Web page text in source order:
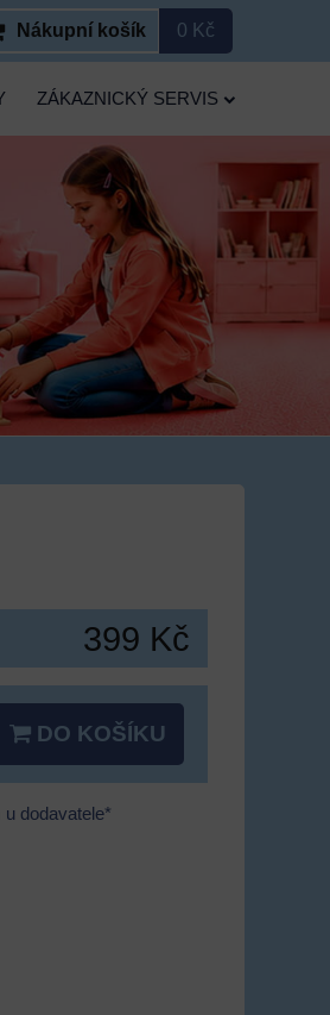
Nákupní košík 0 Kč
ZÁKAZNICKÝ SERVIS
399 Kč
DO KOŠÍKU
u dodavatele*